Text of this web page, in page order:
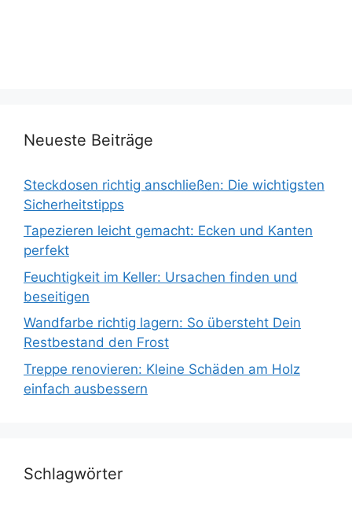
Neueste Beiträge
Steckdosen richtig anschließen: Die wichtigsten
Sicherheitstipps
Tapezieren leicht gemacht: Ecken und Kanten
perfekt
Feuchtigkeit im Keller: Ursachen finden und
beseitigen
Wandfarbe richtig lagern: So übersteht Dein
Restbestand den Frost
Treppe renovieren: Kleine Schäden am Holz
einfach ausbessern
Schlagwörter